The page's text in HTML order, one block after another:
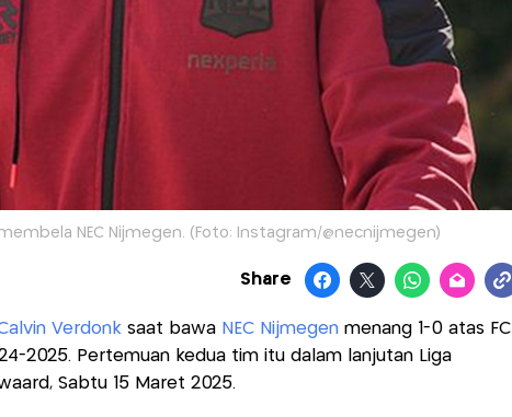
NEC Nijmegen. (Foto: Instagram/@necnijmegen)
Share
Verdonksaat bawa NEC Nijmegenmenang 1-0 atas FC
2025. Pertemuan kedua tim itu dalam lanjutan Liga
Sabtu 15 Maret 2025.